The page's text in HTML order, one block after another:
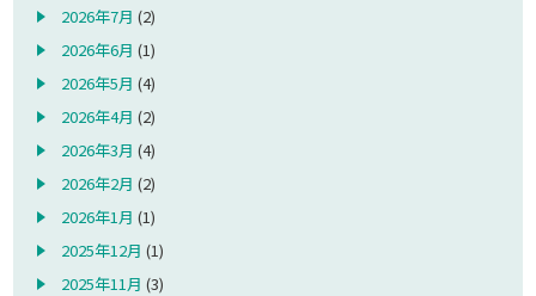
2026年7月 (2)
2026年6月 (1)
2026年5月 (4)
2026年4月 (2)
2026年3月 (4)
2026年2月 (2)
2026年1月 (1)
2025年12月 (1)
2025年11月 (3)